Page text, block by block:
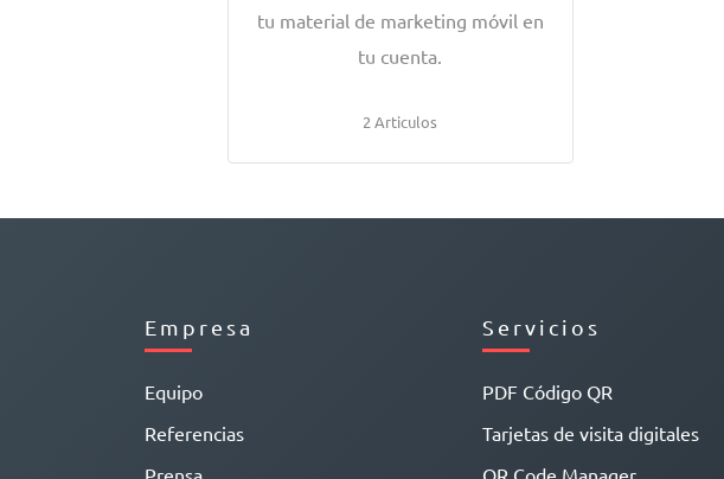
tu material de marketing móvil en
tu cuenta.
2 Articulos
Empresa
Equipo
Referencias
Prensa
Servicios
PDF Código QR
Tarjetas de visita digitales
QR Code Manager